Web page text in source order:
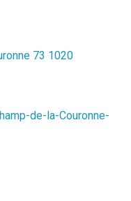
73 1020
de-la-Couronne-